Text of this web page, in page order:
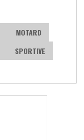
MOTARD
SPORTIVE